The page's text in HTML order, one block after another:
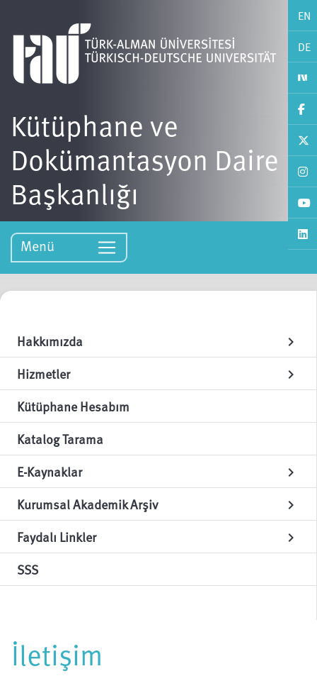
EN
DE
Kütüphane ve
Dokümantasyon Daire
Başkanlığı
Menü
Hakkımızda chevron_right
Hizmetler chevron_right
Kütüphane Hesabım
Katalog Tarama
E-Kaynaklar
chevron_right
Kurumsal Akademik Arşiv chevron_right
Faydalı Linkler chevron_right
SSS
İletişim